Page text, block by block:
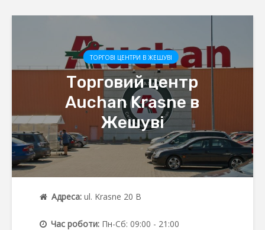
ТОРГОВІ ЦЕНТРИ В ЖЕШУВІ
Торговий центр
Auchan Krasne в
Жешуві
Адреса: ul. Krasne 20 B
Час роботи: Пн-Сб: 09:00 - 21:00